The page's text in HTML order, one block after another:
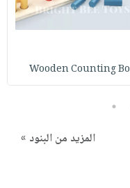
Wooden Counting Bo
5
المزيد من البنود »